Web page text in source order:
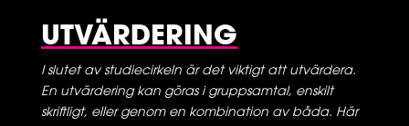
UTVÄRDERING
I slutet av studiecirkeln är det viktigt att utvärdera.
En utvärdering kan göras i gruppsamtal, enskilt
skriftligt, eller genom en kombination av båda. Här